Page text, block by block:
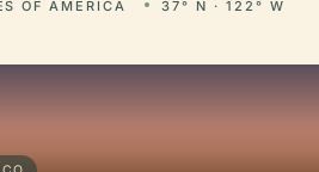
OF AMERICA 37° N · 122° W